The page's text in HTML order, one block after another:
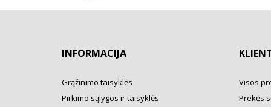
INFORMACIJA
Grąžinimo taisyklės
Pirkimo sąlygos ir taisyklės
Visos
Prekės